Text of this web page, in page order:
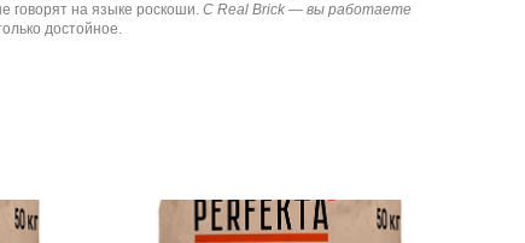
говорят на языке роскоши. С Real Brick — вы работаете
достойное.